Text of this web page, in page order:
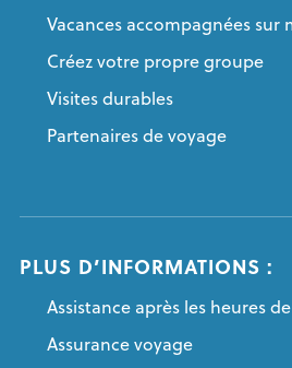
Vacances accompagnées sur
Créez votre propre groupe
Visites durables
Partenaires de voyage
PLUS D’INFORMATIONS :
Assistance après les heures
Assurance voyage